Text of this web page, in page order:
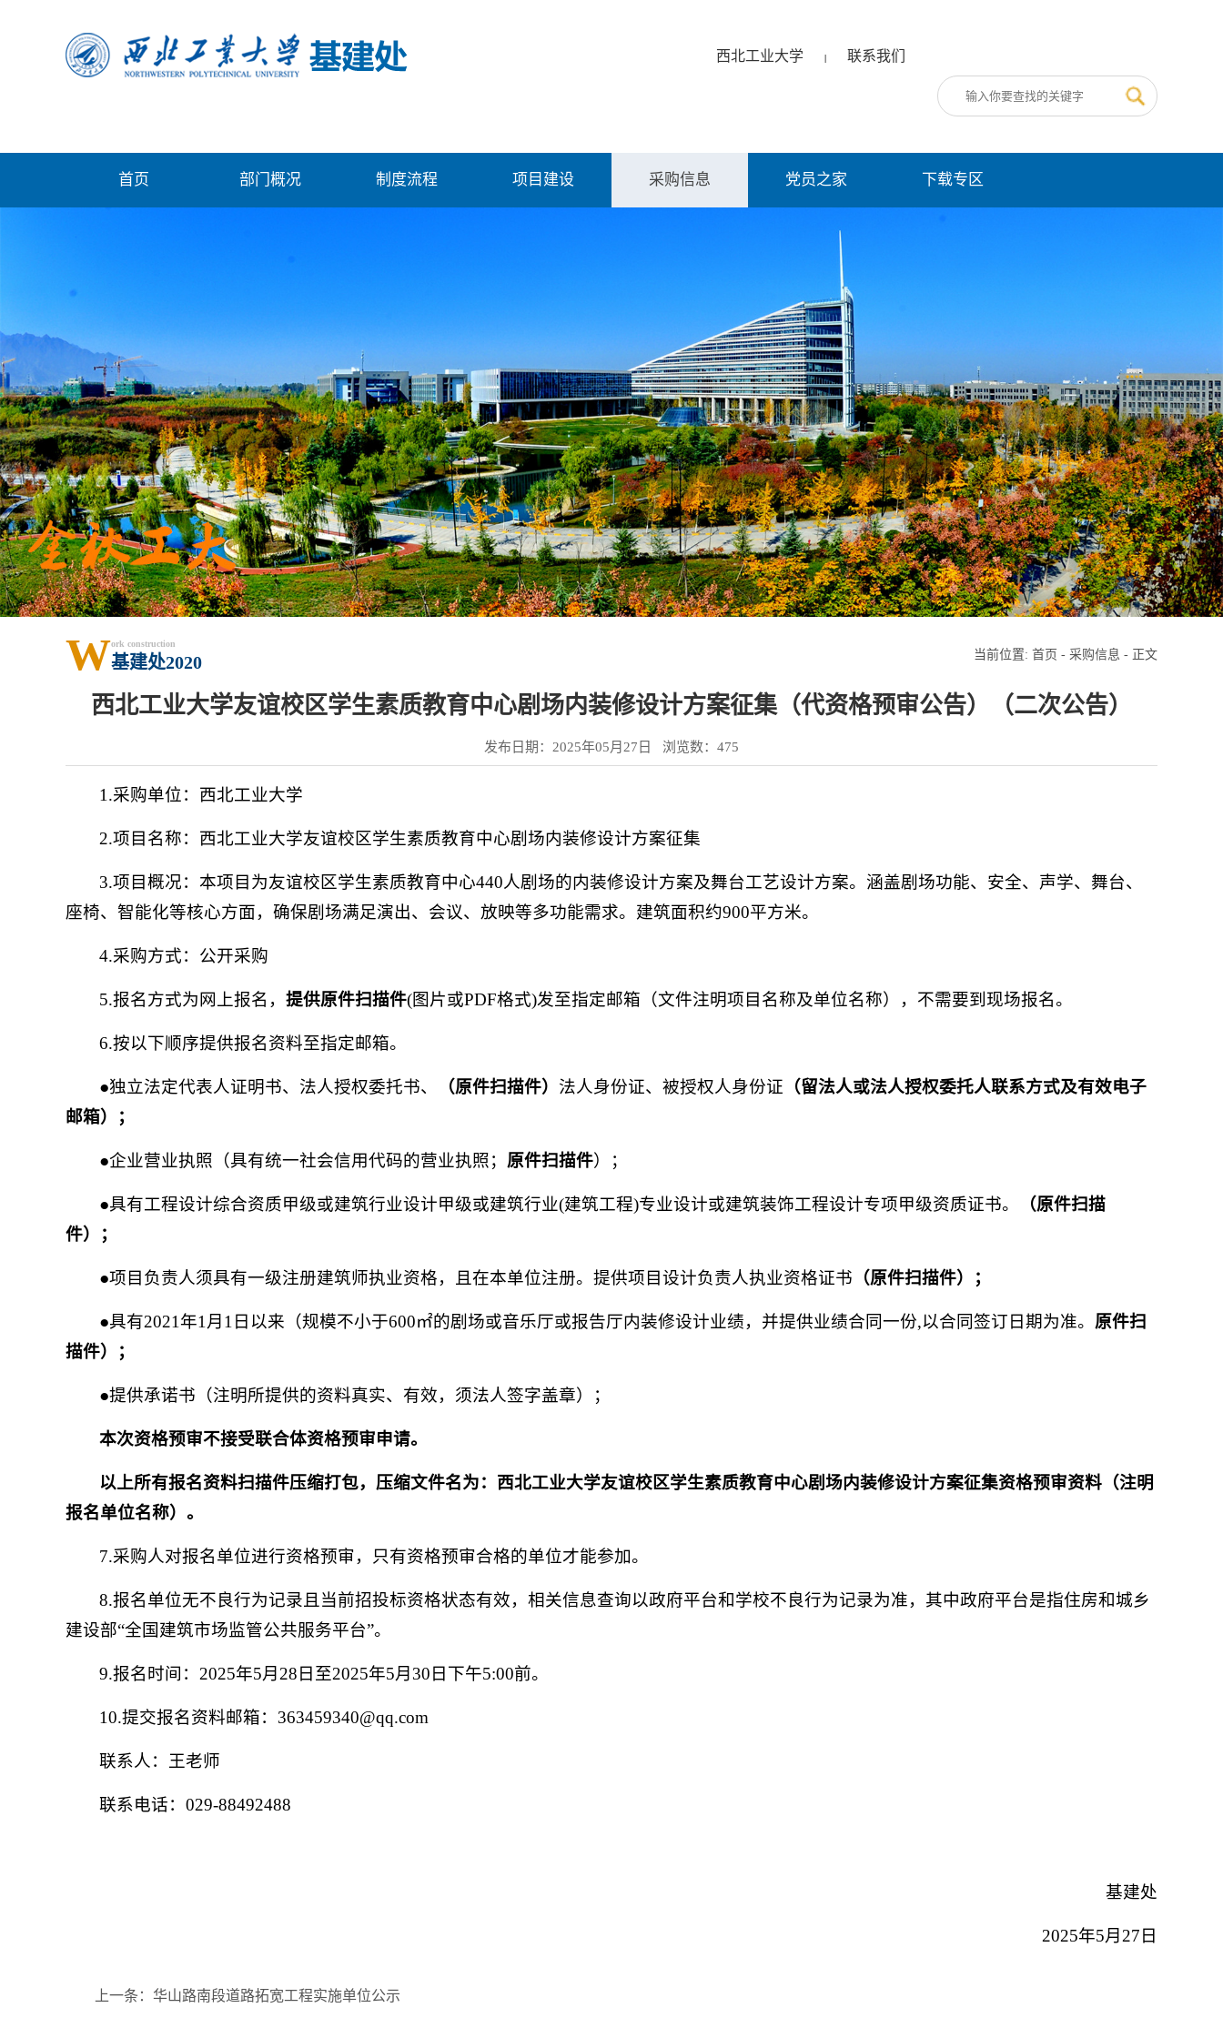
西北工业大学 | 联系我们
首页 部门概况 制度流程 项目建设 采购信息 党员之家 下载专区
Work construction
基建处2020 当前位置: 首页 - 采购信息 - 正文
西北工业大学友谊校区学生素质教育中心剧场​内装修设计方案征集（代资格预审公告）（二次公告）
发布日期：2025年05月27日 浏览数： 475
1.采购单位：西北工业大学
2.项目名称：西北工业大学友谊校区学生素质教育中心剧场内装修设计方案征集
3.项目概况：本项目为友谊校区学生素质教育中心440人剧场的内装修设计方案及舞台工艺设计方案。涵盖剧场功能、安全、声学、舞台、
座椅、智能化等核心方面，确保剧场满足演出、会议、放映等多功能需求。建筑面积约900平方米。
4.采购方式：公开采购
5.报名方式为网上报名，提供原件扫描件(图片或PDF格式)发至指定邮箱（文件注明项目名称及单位名称），不需要到现场报名。
6.按以下顺序提供报名资料至指定邮箱。
●独立法定代表人证明书、法人授权委托书、 （原件扫描件） 法人身份证、被授权人身份证 （留法人或法人授权委托人联系方式及有效电子
邮箱）；
●企业营业执照（具有统一社会信用代码的营业执照； 原件扫描件）；
●具有工程设计综合资质甲级或建筑行业设计甲级或建筑行业(建筑工程)专业设计或建筑装饰工程设计专项甲级资质证书。
（原件扫描
件）；
●项目负责人须具有一级注册建筑师执业资格，且在本单位注册。提供项目设计负责人执业资格证书 （原件扫描件）；
●具有2021年1月1日以来（规模不小于600㎡的剧场或音乐厅或报告厅内装修设计业绩，并提供业绩合同一份,以合同签订日期为准。 原件扫
描件）
；
●提供承诺书（注明所提供的资料真实、有效，须法人签字盖章）；
本次资格预审不接受联合体资格预审申请。
以上所有报名资料扫描件压缩打包，压缩文件名为：西北工业大学友谊校区学生素质教育中心剧场内装修设计方案征集资格预审资料（注明
报名单位名称）。
7.采购人对报名单位进行资格预审，只有资格预审合格的单位才能参加。
8.报名单位无不良行为记录且当前招投标资格状态有效，相关信息查询以政府平台和学校不良行为记录为准，其中政府平台是指住房和城乡
建设部“全国建筑市场监管公共服务平台”。
9.报名时间：2025年5月28日至2025年5月30日下午5:00前。
10.提交报名资料邮箱：363459340@qq.com
联系人：王老师
联系电话：029-88492488
基建处
2025年5月27日
上一条：华山路南段道路拓宽工程实施单位公示